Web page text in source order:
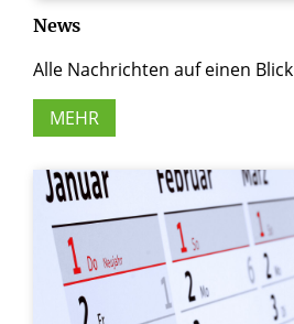
News
Alle Nachrichten auf einen Blick
MEHR